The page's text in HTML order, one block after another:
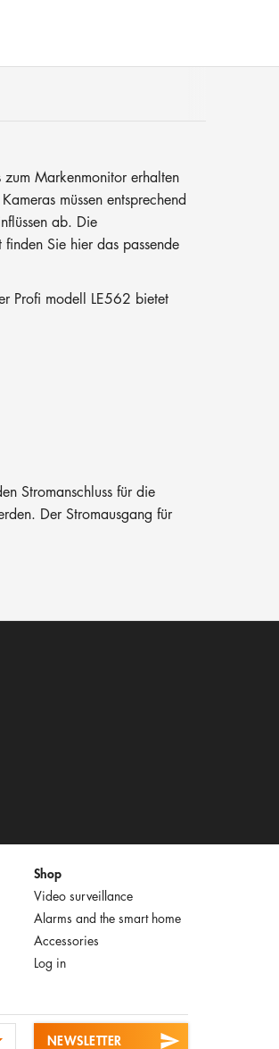
Markenmonitor erhalten
müssen entsprechend
ab. Die
finden Sie hier das passende
Profi modell LE562 bietet
Stromanschluss für die
Der Stromausgang für
Shop
Video surveillance
Alarms and the smart home
Accessories
Log in
NEWSLETTER